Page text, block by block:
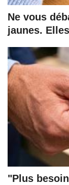
Ne vous
jaunes.
"Plus